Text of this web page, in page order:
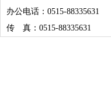
办公电话：0515-88335631
传 真：0515-88335631